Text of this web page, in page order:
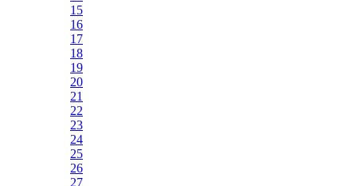
15
16
17
18
19
20
21
22
23
24
25
26
27